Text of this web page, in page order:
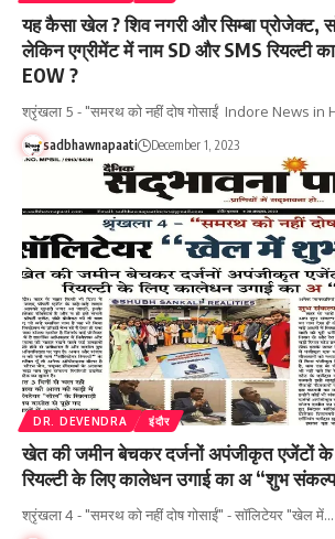
यह कैसा खेल ? शिव नगरी और सिम्बा प्रोजेक्ट,
लेकिन एग्रीमेंट में नाम SD और SMS रियल्टी
EOW ?
श्रृंखला 5 - "समरथ को नहीं दोष गोसाईं Indore News in
sadbhawnapaati December 1, 2023
DR. DEVENDRA इंदौर
खेत की जमीन बेचकर दर्जनों अपंजीकृत एजेंटों के
रियल्टी के लिए कालेधन उगाई का अ “शुभ
श्रृंखला 4 - "समरथ को नहीं दोष गोसाईं" - सॉलिटेयर "खेल में…